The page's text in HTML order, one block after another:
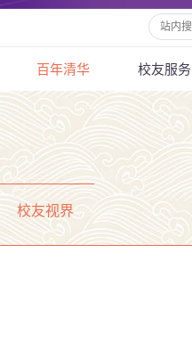
百年清华 校友服务
校友视界